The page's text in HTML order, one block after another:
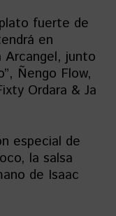
fuerte de
en
Arcangel, junto
Ñengo Flow,
Ordara & Ja
especial de
la salsa
de Isaac